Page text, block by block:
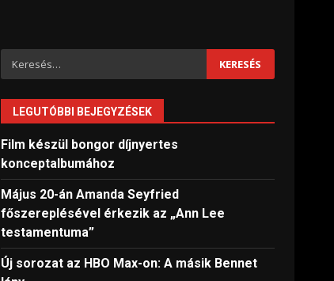
Keresés:
LEGUTÓBBI BEJEGYZÉSEK
Film készül bongor díjnyertes
konceptalbumához
Május 20-án Amanda Seyfried
főszereplésével érkezik az „Ann Lee
testamentuma”
Új sorozat az HBO Max-on: A másik Bennet